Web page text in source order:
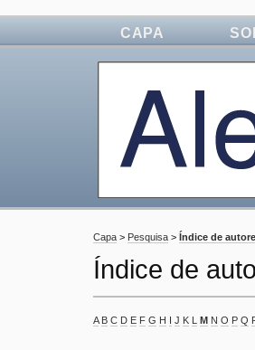
CAPA
Capa > Pesquisa > Índice de
Índice de
A B C D E F G H I J K L M N O P Q